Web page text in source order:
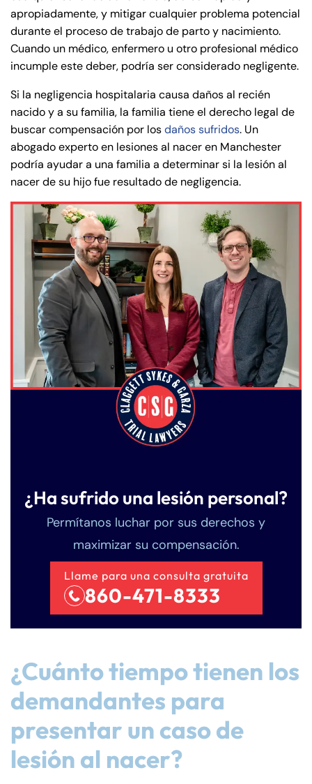
apropiadamente, y mitigar cualquier problema potencial
durante el proceso de trabajo de parto y nacimiento.
Cuando un médico, enfermero u otro profesional médico
incumple este deber, podría ser considerado negligente.
Si la negligencia hospitalaria causa daños al recién
nacido y a su familia, la familia tiene el derecho legal de
buscar compensación por losdaños sufridos. Un
abogado experto en lesiones al nacer en Manchester
podría ayudar a una familia a determinar si la lesión al
nacer de su hijo fue resultado de negligencia.
¿Ha sufrido una lesión personal?
Permítanos luchar por sus derechos y
maximizar su compensación.
Llame para una consulta gratuita
860-471-8333
¿Cuánto tiempo tienen los
demandantes para
presentar un caso de
lesión al nacer?
Farmington - Hours
Answering Service
Office Hours
Monday
8:30 AM – 5:00
PM
Tuesday
8:30 AM – 5:00
Enfield - Hours
Answering Service
Office Hours
Monday
8:30 AM – 5:00
PM
Tuesday
8:30 AM – 5:00